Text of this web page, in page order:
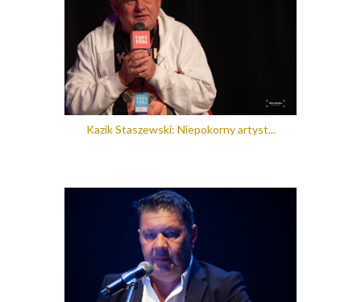
Kazik Staszewski: Niepokorny artyst...